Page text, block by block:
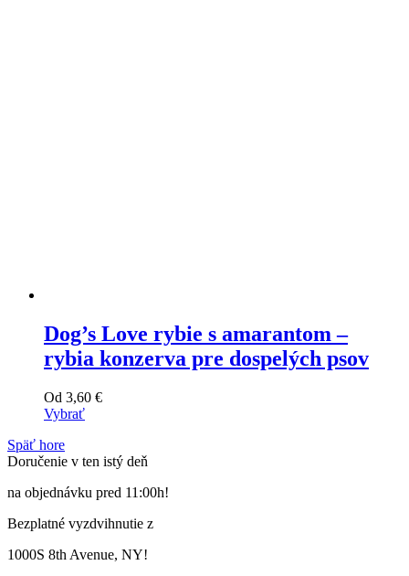
Dog’s Love rybie s amarantom –
rybia konzerva pre dospelých psov
Od 3,60 €
Vybrať
výrobok
má
variantov.
si
vybrať
Späť hore
Doručenie v ten istý deň
na objednávku pred 11:00h!
Bezplatné vyzdvihnutie z
1000S 8th Avenue, NY!